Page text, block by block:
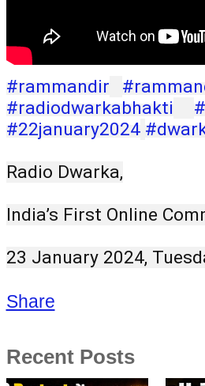
#rammandir
#radiodwarkabhakti
#22january2024
Radio Dwarka,
India’s First Online
23 January 2024,
Share
Recent Posts